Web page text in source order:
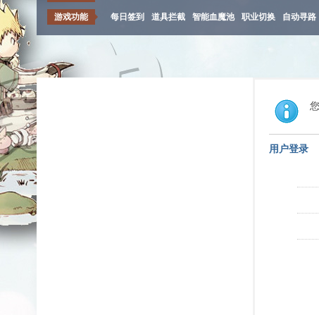
游戏功能 每日签到 道具拦截 智能血魔池 职业切换 自动寻路
用户登录